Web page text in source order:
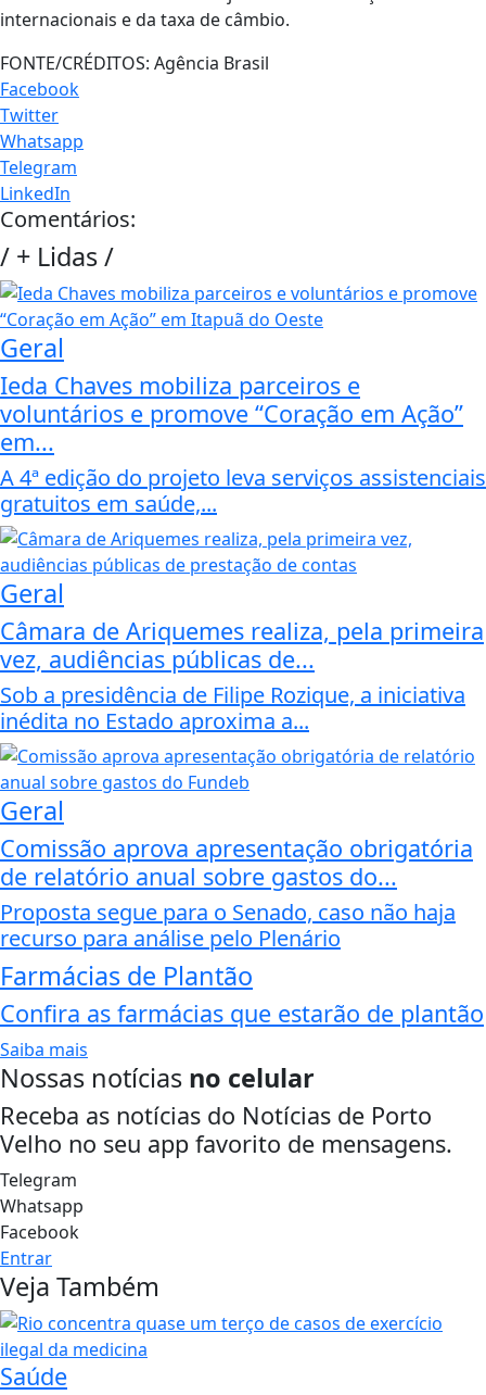
internacionais e da taxa de câmbio.
FONTE/CRÉDITOS: Agência Brasil
Facebook
Twitter
Whatsapp
Telegram
LinkedIn
Comentários:
/ + Lidas/
Geral
Ieda Chaves mobiliza parceiros e
voluntários e promove “Coração em Ação”
em...
A 4ª edição do projeto leva serviços assistenciais
gratuitos em saúde,...
Geral
Câmara de Ariquemes realiza, pela primeira
vez, audiências públicas de...
Sob a presidência de Filipe Rozique, a iniciativa
inédita no Estado aproxima a...
Geral
Comissão aprova apresentação obrigatória
de relatório anual sobre gastos do...
Proposta segue para o Senado, caso não haja
recurso para análise pelo Plenário
Farmácias de Plantão
Confira as farmácias que estarão de plantão
Saiba mais
Nossas notícias no celular
Receba as notícias do Notícias de Porto
Velho no seu app favorito de mensagens.
Telegram
Whatsapp
Facebook
Entrar
Veja Também
Saúde